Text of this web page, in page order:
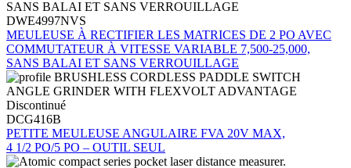
DWE4997NVS
MEULEUSE À RECTIFIER LES MATRICES DE 2 PO AVEC
COMMUTATEUR À VITESSE VARIABLE 7,500-25,000,
SANS BALAI ET SANS VERROUILLAGE
Discontinué
DCG416B
PETITE MEULEUSE ANGULAIRE FVA 20V MAX,
4 1/2 PO/5 PO – OUTIL SEUL